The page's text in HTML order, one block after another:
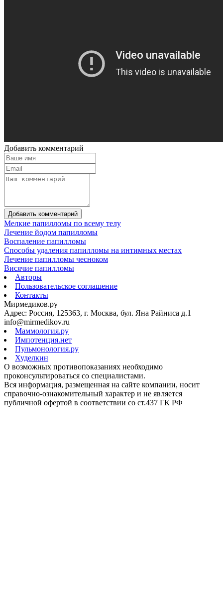
Добавить комментарий
Добавить комментарий
Мелкие папилломы по всему телу
Лечение йодом папилломы
Воспаление папилломы
Способы удаления папилломы на интимных местах
Лечение папилломы чесноком
Висячие папилломы
Авторы
Пользовательское соглашение
Контакты
Мирмедиков.ру
Адрес: Россия, 125363, г. Москва, бул. Яна Райниса д.1
info@mirmedikov.ru
Маммология.ру
Импотенция.нет
Пульмонология.ру
Худелкин
О возможных противопоказаниях необходимо
проконсультироваться со специалистами.
Вся информация, размещенная на сайте компании, носит
справочно-ознакомительный характер и не является
публичной офертой в соответствии со ст.437 ГК РФ